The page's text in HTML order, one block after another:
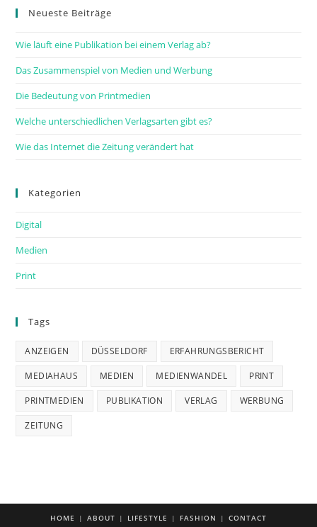
Neueste Beiträge
Wie läuft eine Publikation bei einem Verlag ab?
Das Zusammenspiel von Medien und Werbung
Die Bedeutung von Printmedien
Welche unterschiedlichen Verlagsarten gibt es?
Wie das Internet die Zeitung verändert hat
Kategorien
Digital
Medien
Print
Tags
ANZEIGEN DÜSSELDORF ERFAHRUNGSBERICHT
MEDIAHAUS MEDIEN MEDIENWANDEL PRINT
PRINTMEDIEN PUBLIKATION VERLAG WERBUNG
ZEITUNG
HOME ABOUT LIFESTYLE FASHION CONTACT